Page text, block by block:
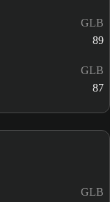
GLB
89
GLB
87
GLB